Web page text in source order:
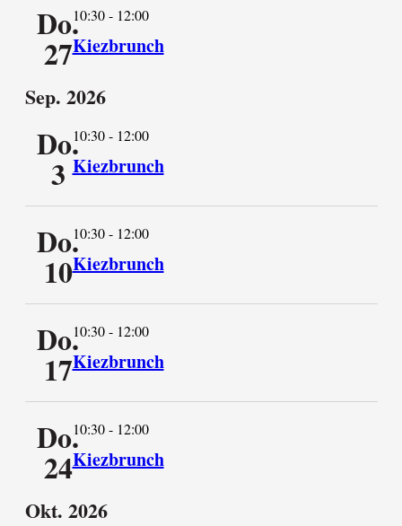
Do.
27
10:30- 12:00
Kiezbrunch
Sep. 2026
Do.
3
10:30- 12:00
Kiezbrunch
Do.
10
10:30- 12:00
Kiezbrunch
Do.
17
10:30- 12:00
Kiezbrunch
Do.
24
10:30- 12:00
Kiezbrunch
Okt. 2026